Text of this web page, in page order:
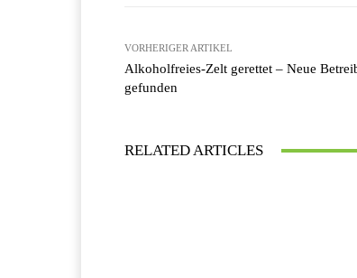
VORHERIGER ARTIKEL
Alkoholfreies-Zelt gerettet – Neue
gefunden
RELATED ARTICLES